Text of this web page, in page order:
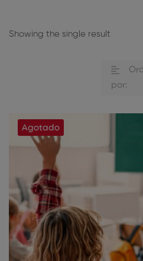
Showing the single result
por:
Agotado